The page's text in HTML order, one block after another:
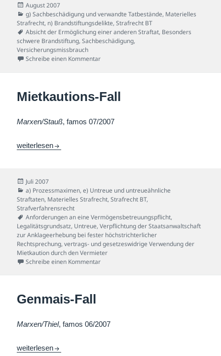
Veröffentlicht
am
August 2007
Kategorien
g) Sachbeschädigung und verwandte Tatbestände, Materielles
Strafrecht, n) Brandstiftungsdelikte,Strafrecht BT
Schlagwörter
Absicht der Ermöglichung einer anderen Straftat, Besonders
schwere Brandstiftung,Sachbeschädigung,
Versicherungsmissbrauch
Schreibe einen Kommentarzu Warmer-Abriss-Fall
Mietkautions-Fall
Marxen/Stauß, famos 07/2007
Mietkautions-Fall
weiterlesen
Veröffentlicht
am
Juli 2007
Kategorien
a) Prozessmaximen,e) Untreue und untreueähnliche
Straftaten, Materielles Strafrecht,Strafrecht BT,
Strafverfahrensrecht
Schlagwörter
Anforderungen an eine Vermögensbetreuungspflicht,
Legalitätsgrundsatz, Untreue,Verpflichtung der Staatsanwaltschaft
zur Anklageerhebung bei fester höchstrichterlicher
Rechtsprechung,vertrags- und gesetzeswidrige Verwendung der
Mietkaution durch den Vermieter
Schreibe einen Kommentarzu Mietkautions-Fall
Genmais-Fall
Marxen/Thiel, famos 06/2007
Genmais-Fall
weiterlesen